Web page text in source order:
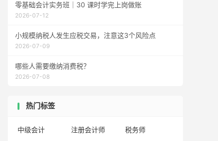
零基础会计实务班｜30 课时学完上岗做账
2026-07-12
小规模纳税人发生应税交易，注意这3个风险点
2026-07-09
哪些人需要缴纳消费税？
2026-07-08
热门标签
中级会计 注册会计师
税务师